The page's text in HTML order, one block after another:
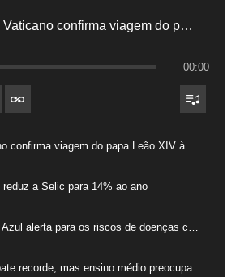
Vaticano confirma viagem do papa Leão XIV à América do Sul em novembro
00:00
reduz a Selic para 14% ao ano
recorde, mas ensino médio preocupa